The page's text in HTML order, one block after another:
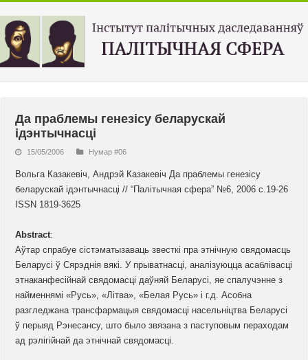
Да праблемы генезісу беларускай
ідэнтычнасці
15/05/2006 Нумар #06
Вольга Казакевіч, Андрэй Казакевіч Да праблемы генезісу
беларускай ідэнтычнасці // “Палiтычная сфера” №6, 2006 с.19-26
ISSN 1819-3625
Abstract:
Аўтар спрабуе сістэматызаваць звесткі пра этнічную свядомасць
Беларусі ў Сярэднія вякі. У прыватнасці, аналізуюцца асаблівасці
этнаканфесійнай свядомасці даўняй Беларусі, яе спалучэнне з
найменнямі «Русь», «Літва», «Белая Русь» і г.д. Асобна
разгледжана трансфармацыя свядомасці насельніцтва Беларусі
ў перыяд Рэнесансу, што было звязана з паступовым пераходам
ад рэлігійнай да этнічнай свядомасці.